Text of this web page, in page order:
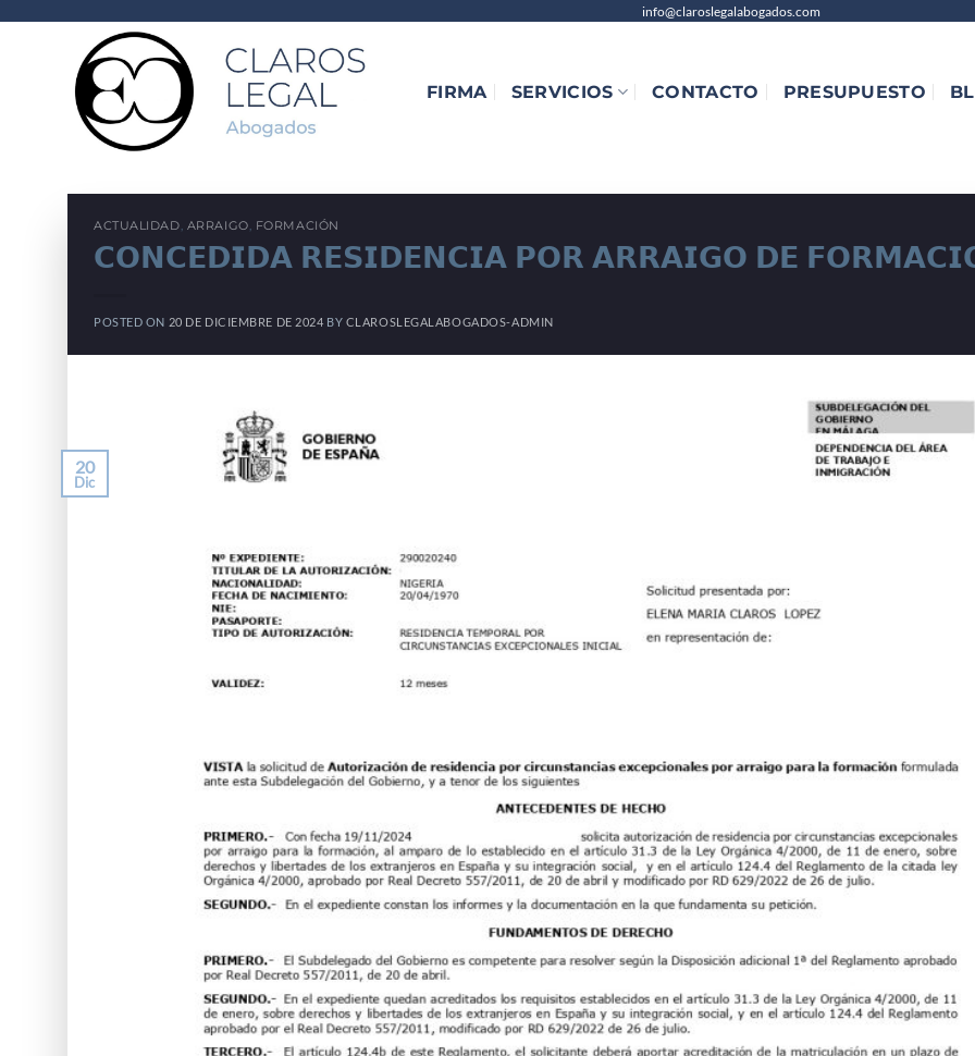
info@claroslegalabogados.com
FIRMA SERVICIOS CONTACTO PRESUPUESTO
ACTUALIDAD, ARRAIGO, FORMACIÓN
𝗖𝗢𝗡𝗖𝗘𝗗𝗜𝗗𝗔 𝗥𝗘𝗦𝗜𝗗𝗘𝗡𝗖𝗜𝗔 𝗣𝗢𝗥 𝗔𝗥𝗥𝗔𝗜𝗚𝗢 𝗗𝗘
POSTED ON 20 DE DICIEMBRE DE 2024 BY CLAROSLEGALABOGADOS-ADMIN
20
Dic